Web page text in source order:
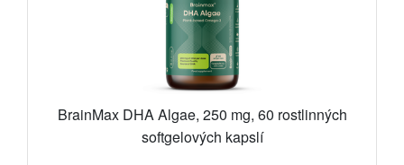
BrainMax DHA Algae, 250 mg, 60 rostlinných
softgelových kapslí